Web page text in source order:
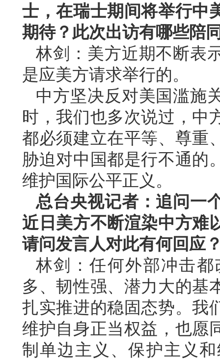
士，在瑞士期间将举行中
期待？此次出访有哪些陪
林剑：美方近期不断表
是应美方请求举行的。
中方坚决反对美国滥施
时，我们也多次说过，中
都必须建立在平等、尊重
胁迫对中国都是行不通的
维护国际公平正义。
总台央视记者：追问一
近日美方不断渲染中方难
请问发言人对此有何回应
林剑：任何外部冲击
多、韧性强、潜力大的基
扎实推进的稳固态势。我
维护自身正当权益，也愿
制单边主义、保护主义